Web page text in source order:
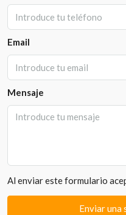
Email
Mensaje
Al enviar este formulario
Enviar una